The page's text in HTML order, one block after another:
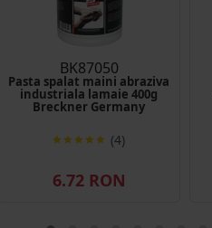
BK87050
Pasta spalat maini abraziva
industriala lamaie 400g
Breckner Germany
(4)
6.72 RON